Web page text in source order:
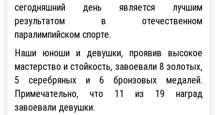
сегодняшний день является лучшим
результатом в отечественном
паралимпийском спорте.
Наши юноши и девушки, проявив высокое
мастерство и стойкость, завоевали 8 золотых,
5 серебряных и 6 бронзовых медалей.
Примечательно, что 11 из 19 наград
завоевали девушки.